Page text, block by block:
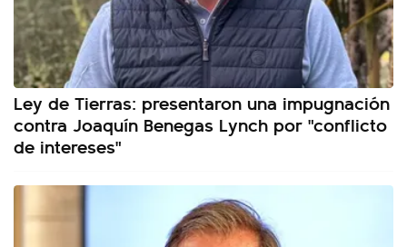
Ley de Tierras: presentaron una impugnación
contra Joaquín Benegas Lynch por "conflicto
de intereses"